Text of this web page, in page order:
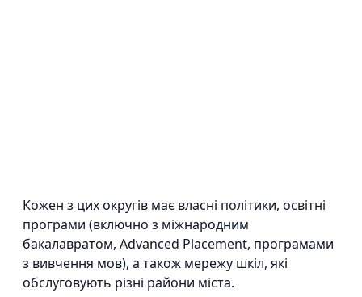
Кожен з цих округів має власні політики, освітні
програми (включно з міжнародним
бакалавратом, Advanced Placement, програмами
з вивчення мов), а також мережу шкіл, які
обслуговують різні райони міста.